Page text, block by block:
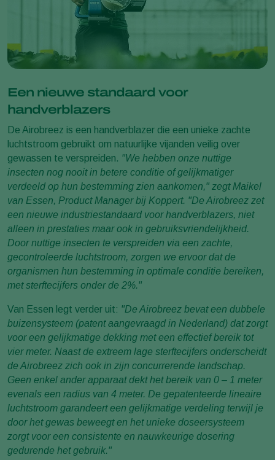
Een nieuwe standaard voor
handverblazers
De Airobreez is een handverblazer die een unieke zachte
luchtstroom gebruikt om natuurlijke vijanden veilig over
gewassen te verspreiden. "We hebben onze nuttige
insecten nog nooit in betere conditie of gelijkmatiger
verdeeld op hun bestemming zien aankomen," zegt Maikel
van Essen, Product Manager bij Koppert. "De Airobreez zet
een nieuwe industriestandaard voor handverblazers, niet
alleen in prestaties maar ook in gebruiksvriendelijkheid.
Door nuttige insecten te verspreiden via een zachte,
gecontroleerde luchtstroom, zorgen we ervoor dat de
organismen hun bestemming in optimale conditie bereiken,
met sterftecijfers onder de 2%."
Van Essen legt verder uit: "De Airobreez bevat een dubbele
buizensysteem (patent aangevraagd in Nederland) dat zorgt
voor een gelijkmatige dekking met een effectief bereik tot
vier meter. Naast de extreem lage sterftecijfers onderscheidt
de Airobreez zich ook in zijn concurrerende landschap.
Geen enkel ander apparaat dekt het bereik van 0 – 1 meter
evenals een radius van 4 meter. De gepatenteerde lineaire
luchtstroom garandeert een gelijkmatige verdeling terwijl je
door het gewas beweegt en het unieke doseersysteem
zorgt voor een consistente en nauwkeurige dosering
gedurende het gebruik."